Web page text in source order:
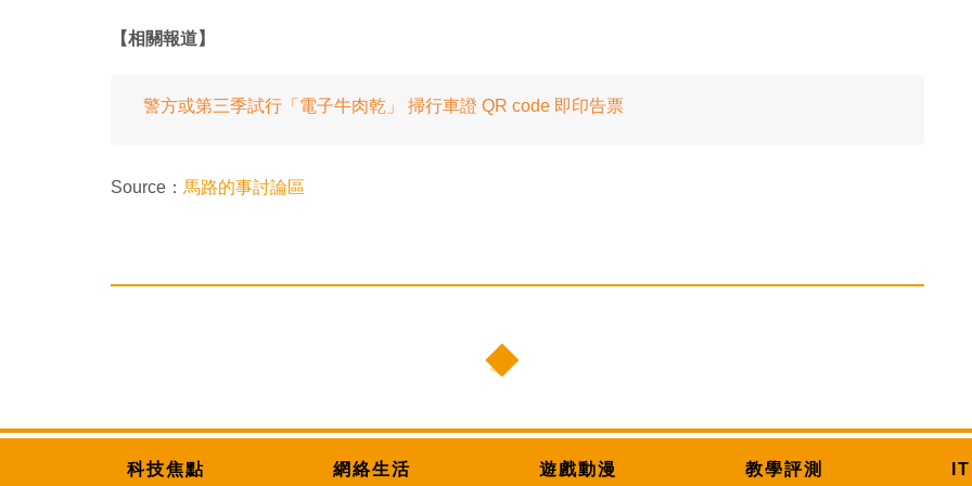
【相關報道】
警方或第三季試行「電子牛肉乾」 掃行車證 QR code 即印告票
Source： 馬路的事討論區
科技焦點 網絡生活 遊戲動漫 教學評測